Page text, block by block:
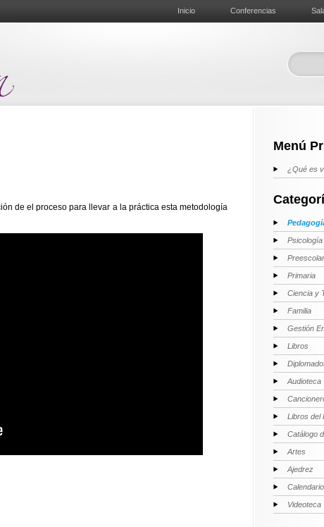
Inicio Conferencias
de el proceso para llevar a la práctica esta metodología
Menú
¿Qué es
Psicología
Preescolar
Primaria
Ciencia y
Familia
Gestión
Libros
Audioteca
Libros del
Catálogo
Artes
Ajedrez
Videoteca